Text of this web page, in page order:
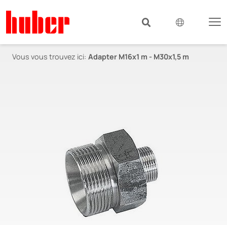
Vous vous trouvez ici: Adapter M16x1 m - M30x1,5 m